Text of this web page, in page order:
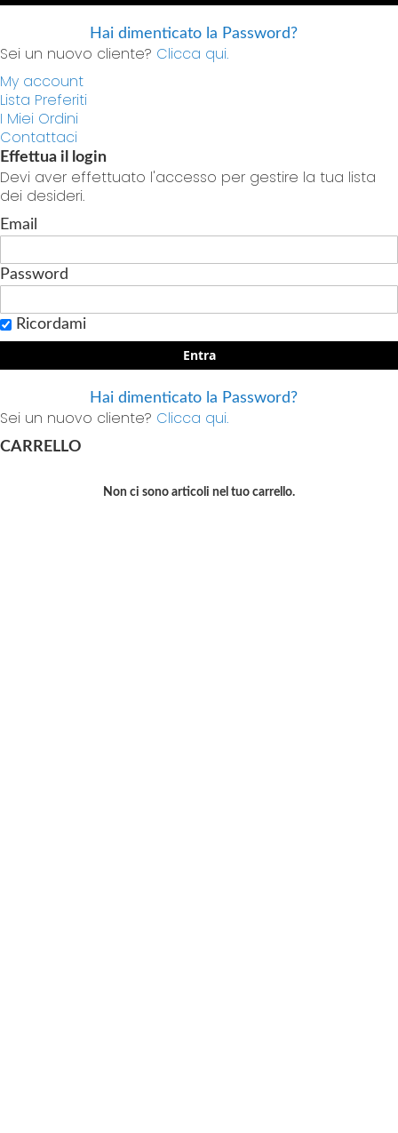
Hai dimenticato la Password?
Sei un nuovo cliente? Clicca qui.
My account
Lista Preferiti
I Miei Ordini
Contattaci
Effettua il login
Devi aver effettuato l'accesso per gestire la tua lista
dei desideri.
Email
Password
Ricordami
Entra
Hai dimenticato la Password?
Sei un nuovo cliente? Clicca qui.
CARRELLO
Non ci sono articoli nel tuo carrello.